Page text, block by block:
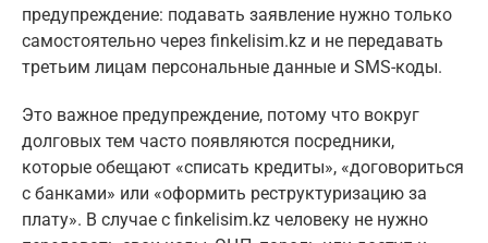
предупреждение: подавать заявление нужно только
самостоятельно через finkelisim.kz и не передавать
третьим лицам персональные данные и SMS-коды.
Это важное предупреждение, потому что вокруг
долговых тем часто появляются посредники,
которые обещают «списать кредиты», «договориться
с банками» или «оформить реструктуризацию за
плату». В случае с finkelisim.kz человеку не нужно